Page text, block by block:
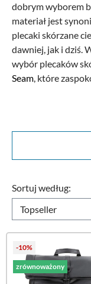
dobrym wyborem
materiał jest
plecaki skórzane
dawniej, jak i dziś.
wybór plecaków
Seam, które
Sortuj według:
-10%
zrównoważony